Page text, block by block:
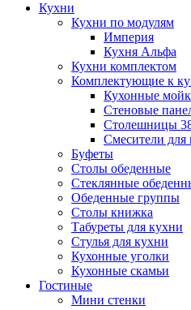
Кухни
Кухни по модулям
Империя
Кухня Альфа
Кухни комплектом
Комплектующие к
Кухонные
Стеновые
Столешницы
Смесители для
Буфеты
Столы обеденные
Стеклянные
Обеденные группы
Столы книжка
Табуреты для кухни
Стулья для кухни
Кухонные уголки
Кухонные скамьи
Гостиные
Мини стенки